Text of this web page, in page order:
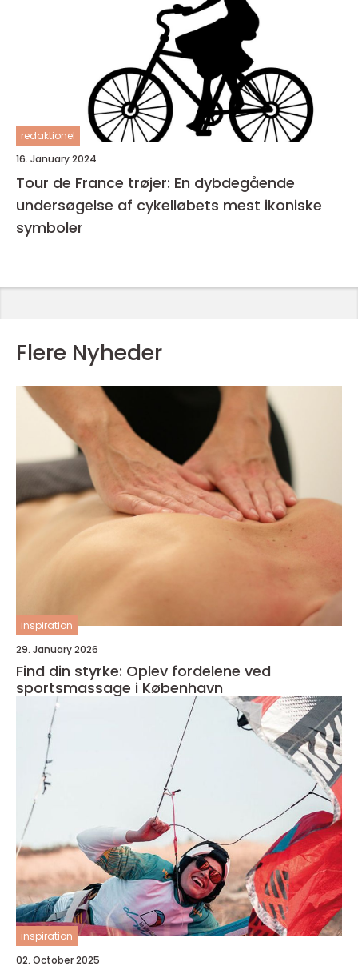
redaktionel
16. January 2024
Tour de France trøjer: En dybdegående
undersøgelse af cykelløbets mest ikoniske
symboler
Flere Nyheder
inspiration
29. January 2026
Find din styrke: Oplev fordelene ved
sportsmassage i København
inspiration
02. October 2025